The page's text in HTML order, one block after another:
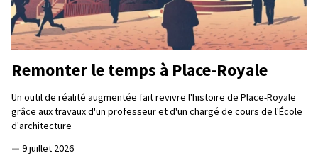
Remonter le temps à Place-Royale
Un outil de réalité augmentée fait revivre l'histoire de Place-Royale
grâce aux travaux d'un professeur et d'un chargé de cours de l'École
d'architecture
— 9 juillet 2026